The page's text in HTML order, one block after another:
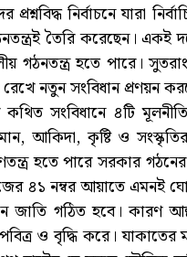
নির্বাচনে
তৈরি করেছেন।
হতে পারে।
নতুন সংবিধান প্রণয়ন
সংবিধানে ৪টি
আকিদা, কৃষ্টি ও
হতে পারে সরকার
৪১ নম্বর আয়াতে এমনই
জাতি গঠিত হবে।
ও বৃদ্ধি করে।